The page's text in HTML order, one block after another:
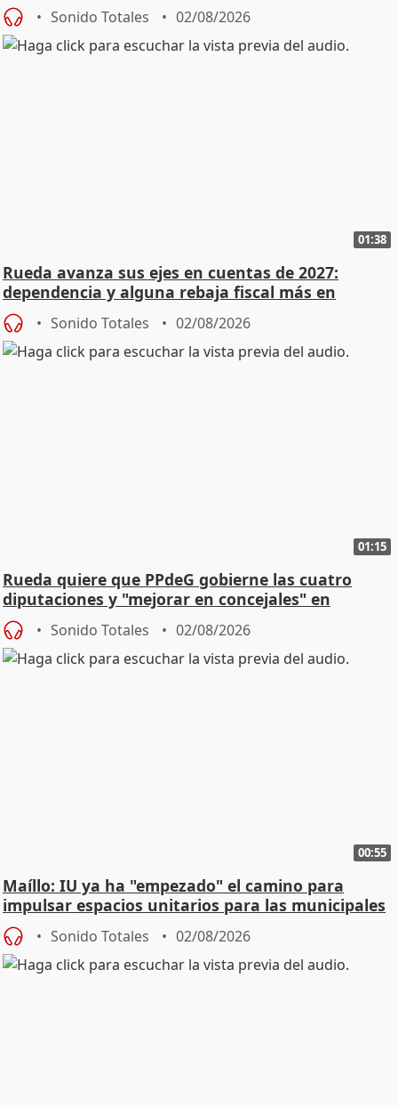
Sonido Totales 02/08/2026
01:38
Rueda avanza sus ejes en cuentas de 2027:
dependencia y alguna rebaja fiscal más en
vivienda
Sonido Totales 02/08/2026
01:15
Rueda quiere que PPdeG gobierne las cuatro
diputaciones y "mejorar en concejales" en
ciudades
Sonido Totales 02/08/2026
00:55
Maíllo: IU ya ha "empezado" el camino para
impulsar espacios unitarios para las municipales
Sonido Totales 02/08/2026